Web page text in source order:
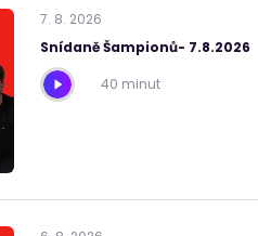
7. 8. 2026
Snídaně Šampionů- 7.8.2026
40 minut